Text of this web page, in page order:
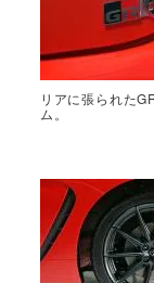
リアに張られた
ム。